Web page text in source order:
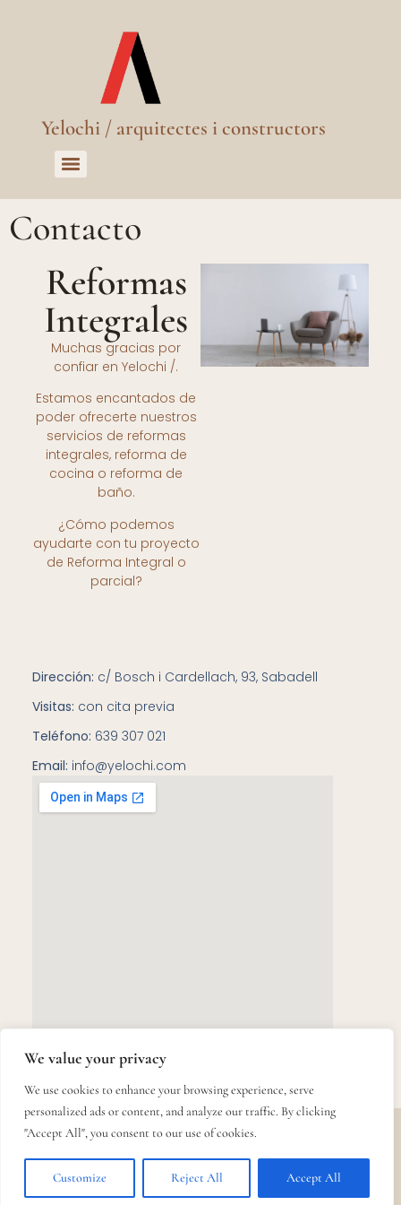
We value your privacy
We use cookies to enhance your browsing experience, serve
personalized ads or content, and analyze our traffic. By clicking
"Accept All", you consent to our use of cookies.
Customize Reject All Accept All
Yelochi / arquitectes i constructors
Contacto
Reformas
Integrales
Muchas gracias por
confiar en Yelochi /.
Estamos encantados de
poder ofrecerte nuestros
servicios de reformas
integrales, reforma de
cocina o reforma de
baño.
¿Cómo podemos
ayudarte con tu proyecto
de Reforma Integral o
parcial?
Dirección: c/ Bosch i Cardellach, 93, Sabadell
Visitas: con cita previa
Teléfono: 639 307 021
Email: info@yelochi.com
Quién Somos Servicios
Contacto: 639 307 021
LiC arquitectes
© Yelochi SL / 2026 / All Rights Reserved.